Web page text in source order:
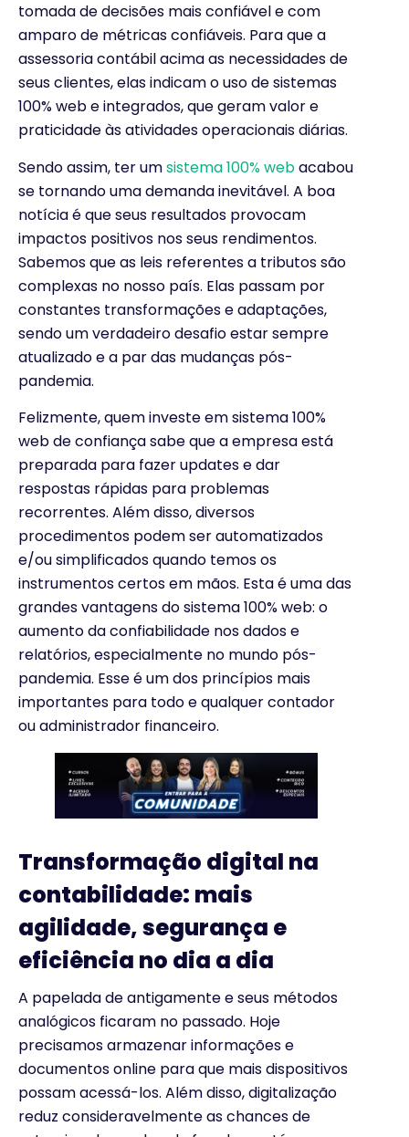
tomada de decisões mais confiável e com
amparo de métricas confiáveis. Para que a
assessoria contábil acima as necessidades de
seus clientes, elas indicam o uso de sistemas
100% web e integrados, que geram valor e
praticidade às atividades operacionais diárias.
Sendo assim, ter umsistema 100% webacabou
se tornando uma demanda inevitável. A boa
notícia é que seus resultados provocam
impactos positivos nos seus rendimentos.
Sabemos que as leis referentes a tributos são
complexas no nosso país. Elas passam por
constantes transformações e adaptações,
sendo um verdadeiro desafio estar sempre
atualizado e a par das mudanças pós-
pandemia.
Felizmente, quem investe em sistema 100%
web de confiança sabe que a empresa está
preparada para fazer updates e dar
respostas rápidas para problemas
recorrentes. Além disso, diversos
procedimentos podem ser automatizados
e/ou simplificados quando temos os
instrumentos certos em mãos. Esta é uma das
grandes vantagens do sistema 100% web: o
aumento da confiabilidade nos dados e
relatórios, especialmente no mundo pós-
pandemia. Esse é um dos princípios mais
importantes para todo e qualquer contador
ou administrador financeiro.
Transformação digital na
contabilidade: mais
agilidade, segurança e
eficiência no dia a dia
A papelada de antigamente e seus métodos
analógicos ficaram no passado. Hoje
precisamos armazenar informações e
documentos online para que mais dispositivos
possam acessá-los. Além disso, digitalização
reduz consideravelmente as chances de